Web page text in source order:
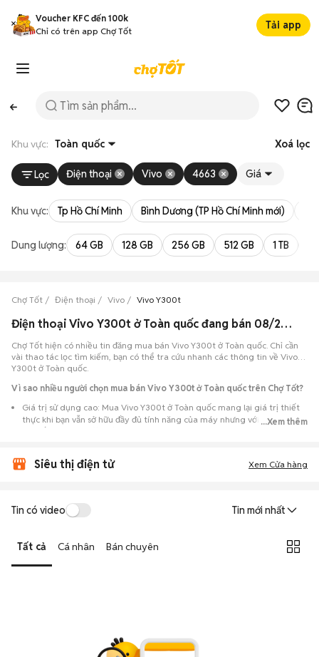
Voucher KFC đến 100k
Chỉ có trên app Chợ Tốt
Tải app
Khu vực: Toàn quốc Xoá lọc
Lọc Điện thoại Vivo 4663 Giá
Khu vực: Tp Hồ Chí Minh Bình Dương (TP Hồ Chí Minh mới)
Dung lượng: 64 GB 128 GB 256 GB 512 GB 1 TB
Chợ Tốt Điện thoại Vivo Vivo Y300t
Điện thoại Vivo Y300t ở Toàn quốc đang bán 08/2026
Chợ Tốt hiện có nhiều tin đăng mua bán Vivo Y300t ở Toàn quốc. Chỉ cần
vài thao tác lọc tìm kiếm, bạn có thể tra cứu nhanh các thông tin về Vivo
Y300t ở Toàn quốc.
Vì sao nhiều người chọn mua bán Vivo Y300t ở Toàn quốc trên Chợ Tốt?
Giá trị sử dụng cao: Mua Vivo Y300t ở Toàn quốc mang lại giá trị thiết
thực khi bạn vẫn sở hữu đầy đủ tính năng của máy nhưng với chi phí đầu
tư thấp hơn máy đập hộp.
ở Toàn quốc, đáp ứng từ nhu cầu cần máy đẹp keng đến máy chỉ cần
hoạt động ổn định.
thận, test loa, camera, wifi... để đảm bảo máy không có lỗi phát sinh.
hai bên trao đổi giá cả linh hoạt và có thể chốt giao dịch ngay trong
ngày.
...Xem thêm
Siêu thị điện tử Xem Cửa hàng
Tin có video Tin mới nhất
Tất cả Cá nhân Bán chuyên